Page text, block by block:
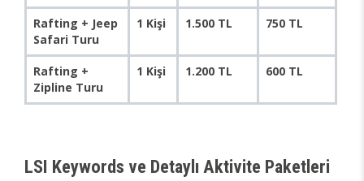
Rafting + Jeep
Safari Turu
1 Kişi 1.500 TL 750 TL
Rafting +
Zipline Turu
1 Kişi 1.200 TL 600 TL
LSI Keywords ve Detaylı Aktivite Paketleri